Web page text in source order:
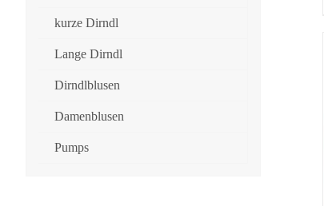
kurze Dirndl
Lange Dirndl
Dirndlblusen
Damenblusen
Pumps